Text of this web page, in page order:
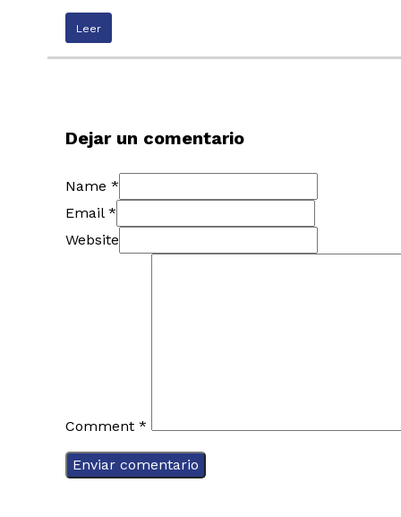
Leer
Dejar un comentario
Name *
Email *
Website
Comment *